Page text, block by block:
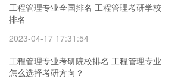
工程管理专业全国排名 工程管理考研学校
排名
2023-04-17 17:31:54
工程管理专业考研院校排名 工程管理专业
怎么选择考研方向？